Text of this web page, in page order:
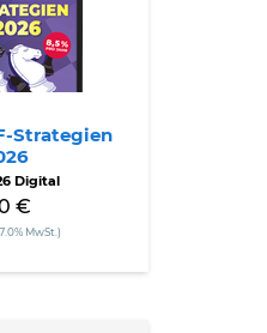
Strategien
Digital
€
MwSt.)